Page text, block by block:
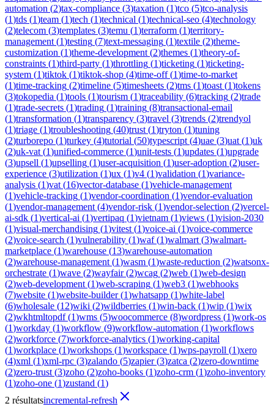
automation (2)tax-compliance (3)taxation (1)tco (5)tco-analysis
(1)tds (1)team (1)tech (1)technical (1)technical-seo (4)technology
(2)telecom (3)templates (3)temu (1)terraform (1)territory-
management (1)testing (7)text-messaging (1)textile (2)theme-
customization (1)theme-development (2)themes (1)theory-of-
constraints (1)third-party (1)throttling (1)ticketing (1)ticketing-
system (1)tiktok (1)tiktok-shop (4)time-off(1)time-to-market
(1)time-tracking (2)timeline (5)timesheets (2)tms (1)toast (1)tokens
(3)tokopedia (1)tools (1)tourism (1)traceability (6)tracking (2)trade
(1)trade-secrets (1)trading (1)training (8)transactional-email
(1)transformation (1)transparency (3)travel (3)trends (2)trendyol
(1)triage (1)troubleshooting (40)trust (1)tryton (1)tuning
(2)turborepo (1)turkey (4)tutorial (50)typescript (4)uae (3)uat (1)uk
(2)uk-vat (1)unified-commerce (1)unit-tests (1)updates (1)upgrade
(3)upsell (1)upselling (1)user-acquisition (1)user-adoption (2)user-
experience (3)utilization (1)ux (1)v4 (1)validation (1)variance-
analysis (1)vat (16)vector-database (1)vehicle-management
(1)vehicle-tracking (1)vendor-coordination (1)vendor-evaluation
(1)vendor-management (4)vendor-risk (1)vendor-selection (2)vercel-
ai-sdk (1)vertical-ai (1)vertipaq (1)vietnam (1)views (1)vision-2030
(1)visual-merchandising (1)vitest (1)voice-ai (1)voice-commerce
(2)voice-search (1)vulnerability (1)waf(1)walmart (3)walmart-
marketplace (1)warehouse (13)warehouse-automation
(2)warehouse-management (1)wasm (1)waste-reduction (2)watsonx-
orchestrate (1)wave (2)wayfair(2)wcag (2)web (1)web-design
(2)web-development (1)web-scraping (1)web3 (1)webhooks
(7)website (1)website-builder(1)whatsapp (1)white-label
(6)wholesale (12)wiki (2)wildberries (1)win-back (1)wip (1)wix
(2)wkhtmltopdf(1)wms (5)woocommerce (8)wordpress (1)work-os
(1)workday (1)workflow (9)workflow-automation (1)workflows
(2)workforce (7)workforce-analytics (1)working-capital
(1)workplace (1)workshops (1)workspace (1)wps-payroll (1)xero
(4)xml (1)xml-rpc (3)zalando (5)zapier(3)zatca (2)zero-downtime
(2)zero-trust (3)zoho (2)zoho-books (1)zoho-crm (1)zoho-inventory
(1)zoho-one (1)zustand (1)
2 résultatsincremental-refresh